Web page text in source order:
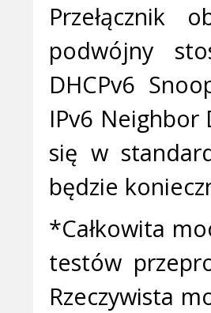
Przełącznik
podwójny
DHCPv6
IPv6 Neighbor
się w
będzie
*Całkowita
testów
Rzeczywista